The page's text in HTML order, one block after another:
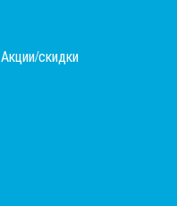
Акции/скидки